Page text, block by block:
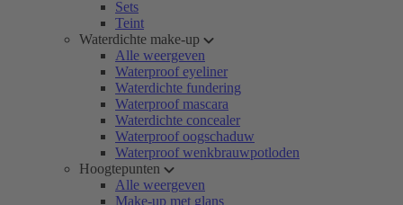
Sets
Teint
Waterdichte make-up
Alle weergeven
Waterproof eyeliner
Waterdichte fundering
Waterproof mascara
Waterdichte concealer
Waterproof oogschaduw
Waterproof wenkbrauwpotloden
Hoogtepunten
Alle weergeven
Make-up met glans